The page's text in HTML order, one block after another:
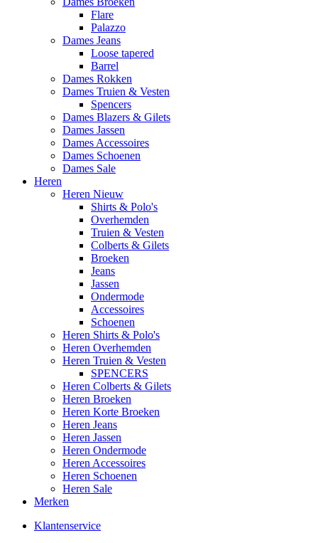
Flare
Palazzo
Dames Jeans
Loose tapered
Barrel
Dames Rokken
Dames Truien & Vesten
Spencers
Dames Blazers & Gilets
Dames Jassen
Dames Accessoires
Dames Schoenen
Dames Sale
Heren
Heren Nieuw
Shirts & Polo's
Overhemden
Truien & Vesten
Colberts & Gilets
Broeken
Jeans
Jassen
Ondermode
Accessoires
Schoenen
Heren Shirts & Polo's
Heren Overhemden
Heren Truien & Vesten
SPENCERS
Heren Colberts & Gilets
Heren Broeken
Heren Korte Broeken
Heren Jeans
Heren Jassen
Heren Ondermode
Heren Accessoires
Heren Schoenen
Heren Sale
Merken
Klantenservice